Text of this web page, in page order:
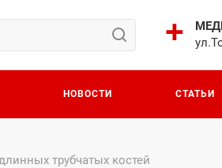
НОВОСТИ СТАТЬИ
трубчатых костей